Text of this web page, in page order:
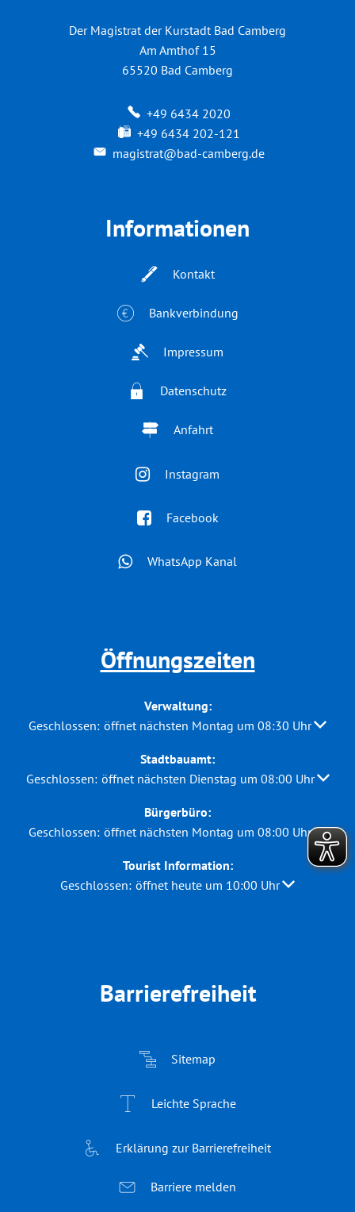
Der Magistrat der Kurstadt Bad Camberg
Am Amthof 15
65520 Bad Camberg
+49 6434 2020
+49 6434 202-121
magistrat@bad-camberg.de
Informationen
Kontakt
Bankverbindung
Impressum
Datenschutz
Anfahrt
Instagram
Facebook
WhatsApp Kanal
Öffnungszeiten
Verwaltung:
Klicken, um weitere Öffnungs- oder Schließzeiten
Geschlossen: öffnet nächsten Montag um 08:30 Uhr
Stadtbauamt:
Klicken, um weitere Öffnungs- oder Schließzeiten
Geschlossen: öffnet nächsten Dienstag um 08:00 Uhr
Bürgerbüro:
Klicken, um weitere Öffnungs- oder Schließzeiten
Geschlossen: öffnet nächsten Montag um 08:00 Uhr
Tourist Information:
Klicken, um weitere Öffnungs- oder Schließzeiten
Geschlossen: öffnet heute um 10:00 Uhr
Barrierefreiheit
Sitemap
Leichte Sprache
Erklärung zur Barrierefreiheit
Barriere melden